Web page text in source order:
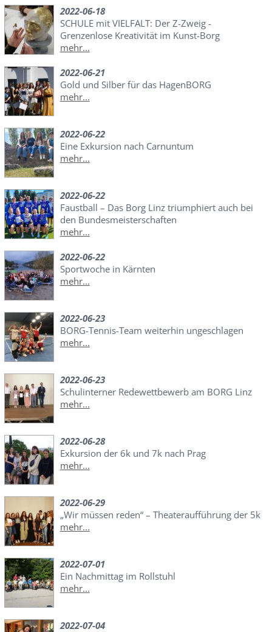
2022-06-18
SCHULE mit VIELFALT: Der Z-Zweig -
Grenzenlose Kreativität im Kunst-Borg
mehr...
2022-06-21
Gold und Silber für das HagenBORG
mehr...
2022-06-22
Eine Exkursion nach Carnuntum
mehr...
2022-06-22
Faustball – Das Borg Linz triumphiert auch bei
den Bundesmeisterschaften
mehr...
2022-06-22
Sportwoche in Kärnten
mehr...
2022-06-23
BORG-Tennis-Team weiterhin ungeschlagen
mehr...
2022-06-23
Schulinterner Redewettbewerb am BORG Linz
mehr...
2022-06-28
Exkursion der 6k und 7k nach Prag
mehr...
2022-06-29
„Wir müssen reden“ – Theateraufführung der 5k
mehr...
2022-07-01
Ein Nachmittag im Rollstuhl
mehr...
2022-07-04